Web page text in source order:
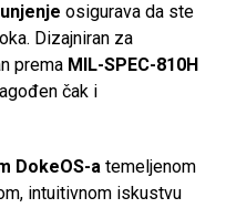
osigurava da ste
Dizajniran za
prema MIL-SPEC-810H
čak i
DokeOS-a temeljenom
intuitivnom iskustvu